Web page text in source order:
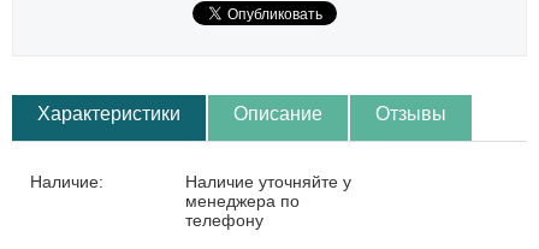
Характеристики Описание Отзывы
Наличие:
Наличие уточняйте у
менеджера по
телефону